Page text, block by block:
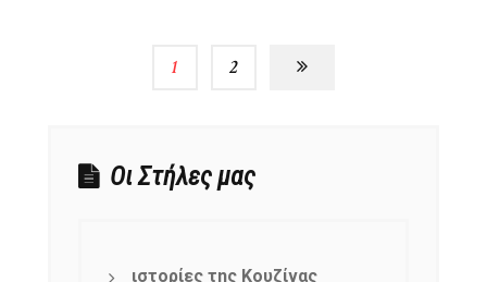
1 2
Οι Στήλες μας
ιστορίες της Κουζίνας